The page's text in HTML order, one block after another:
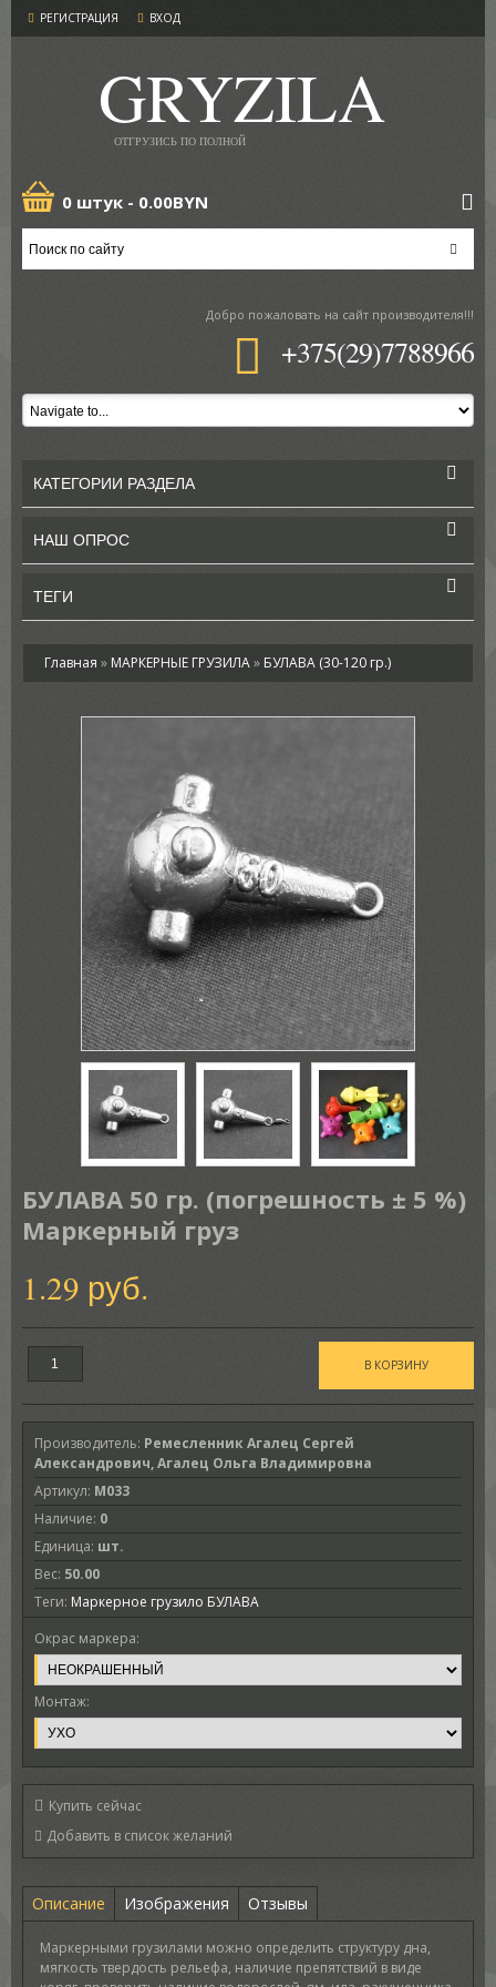
РЕГИСТРАЦИЯ ВХОД
GRYZILA
ОТГРУЗИСЬ ПО ПОЛНОЙ
0 штук - 0.00BYN
Добро пожаловать на сайт производителя!!!
+375(29)7788966
КАТЕГОРИИ РАЗДЕЛА
НАШ ОПРОС
ТЕГИ
Главная » МАРКЕРНЫЕ ГРУЗИЛА » БУЛАВА (30-120 гр.)
БУЛАВА 50 гр. (погрешность ± 5 %)
Маркерный груз
1.29 руб.
Производитель: Ремесленник Агалец Сергей
Александрович, Агалец Ольга Владимировна
Артикул: M033
Наличие: 0
Единица: шт.
Вес: 50.00
Теги: Маркерное грузило БУЛАВА
Окрас маркера:
Монтаж:
Купить сейчас
Описание Изображения Отзывы
Маркерными грузилами можно определить структуру дна,
мягкость твердость рельефа, наличие препятствий в виде